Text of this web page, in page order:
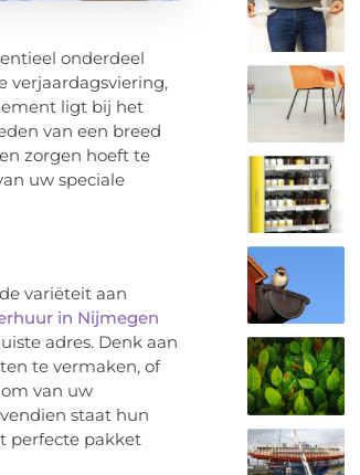
onderdeel
verjaardagsviering,
ligt bij het
van een breed
zorgen hoeft te
uw speciale
variëteit aan
in Nijmegen
adres. Denk aan
te vermaken, of
van uw
staat hun
perfecte pakket